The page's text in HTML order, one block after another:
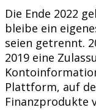
Die Ende 2022
bleibe ein
seien getrennt.
2019 eine
Plattform, auf
Finanzprodukte